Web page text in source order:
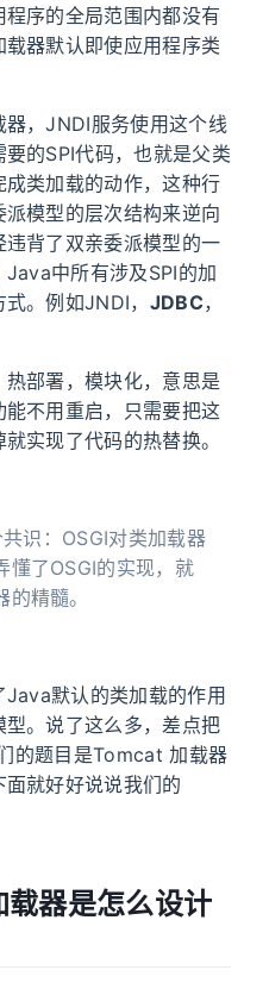
序的全局范围内都没有
器默认即使应用程序类
，JNDI服务使用这个线
的SPI代码，也就是父类
类加载的动作，这种行
模型的层次结构来逆向
背了双亲委派模型的一
中所有涉及SPI的加
。例如JNDI， JDBC，
部署，模块化，意思是
不用重启，只需要把这
实现了代码的热替换。
识：OSGI对类加载器
懂了OSGI的实现，就
精髓。
默认的类加载的作用
。说了这么多，差点把
的题目是Tomcat 加载器
就好好说说我们的
器是怎么设计